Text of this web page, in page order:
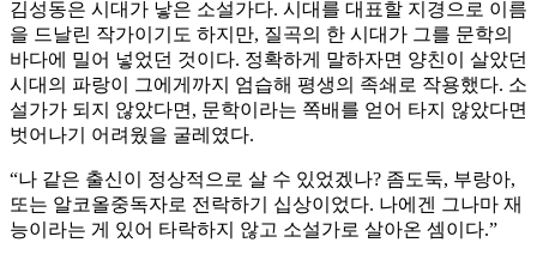
김성동은 시대가 낳은 소설가다. 시대를 대표할 지경으로 이름
을 드날린 작가이기도 하지만, 질곡의 한 시대가 그를 문학의
바다에 밀어 넣었던 것이다. 정확하게 말하자면 양친이 살았던
시대의 파랑이 그에게까지 엄습해 평생의 족쇄로 작용했다. 소
설가가 되지 않았다면, 문학이라는 쪽배를 얻어 타지 않았다면
벗어나기 어려웠을 굴레였다.
“나 같은 출신이 정상적으로 살 수 있었겠나? 좀도둑, 부랑아,
또는 알코올중독자로 전락하기 십상이었다. 나에겐 그나마 재
능이라는 게 있어 타락하지 않고 소설가로 살아온 셈이다.”